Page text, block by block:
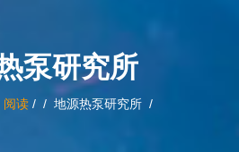
泵研究所
阅读/ 地源热泵研究所